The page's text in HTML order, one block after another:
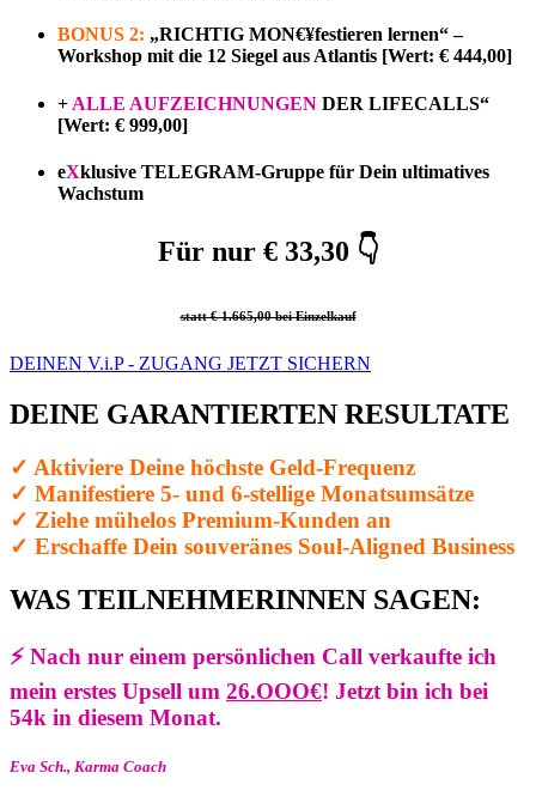
BONUS 2: „RICHTIG MON€¥festieren lernen“ –
Workshop mit die 12 Siegel aus Atlantis [Wert: € 444,00]
+ ALLE AUFZEICHNUNGEN DER LIFECALLS“
[Wert: € 999,00]
eXklusive TELEGRAM-Gruppe für Dein ultimatives
Wachstum
Für nur € 33,30 👇
statt € 1.665,00 bei Einzelkauf
DEINEN V.i.P - ZUGANG JETZT SICHERN
DEINE GARANTIERTEN RESULTATE
✓ Aktiviere Deine höchste Geld-Frequenz
✓ Manifestiere 5- und 6-stellige Monatsumsätze
✓ Ziehe mühelos Premium-Kunden an
✓ Erschaffe Dein souveränes Soul-Aligned Business
WAS TEILNEHMERINNEN SAGEN:
⚡ Nach nur einem persönlichen Call verkaufte ich
mein erstes Upsell um 26.OOO€! Jetzt bin ich bei
54k in diesem Monat.
Eva Sch., Karma Coach